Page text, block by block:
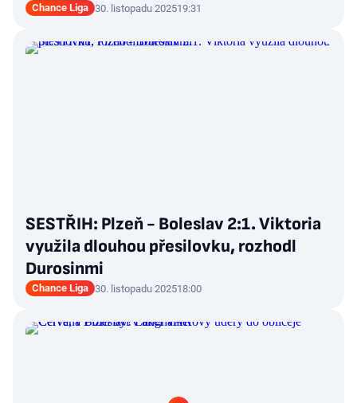
Chance Liga 30. listopadu 202519:31
SESTŘIH: Plzeň - Boleslav 2:1. Viktoria
využila dlouhou přesilovku, rozhodl
Durosinmi
Chance Liga 30. listopadu 202518:00